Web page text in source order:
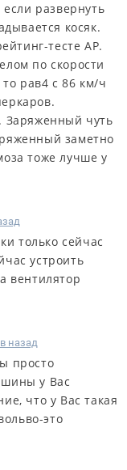
если развернуть
косяк.
тесте АР.
по скорости
то рав4 с 86 км/ч
Заряженный чуть
заметно
тоже лучше у
только сейчас
устроить
вентилятор
назад
просто
у Вас
что у Вас такая
это